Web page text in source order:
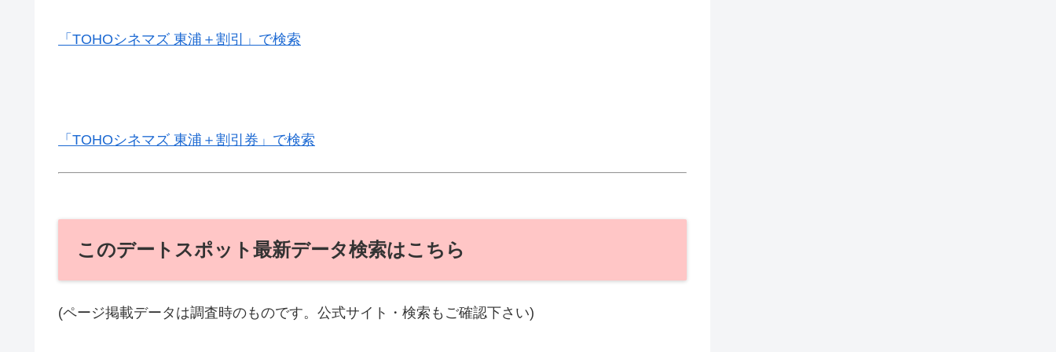
「TOHOシネマズ 東浦＋割引」で検索
「TOHOシネマズ 東浦＋割引券」で検索
このデートスポット最新データ検索はこちら
(ページ掲載データは調査時のものです。公式サイト・検索もご確認下さい)